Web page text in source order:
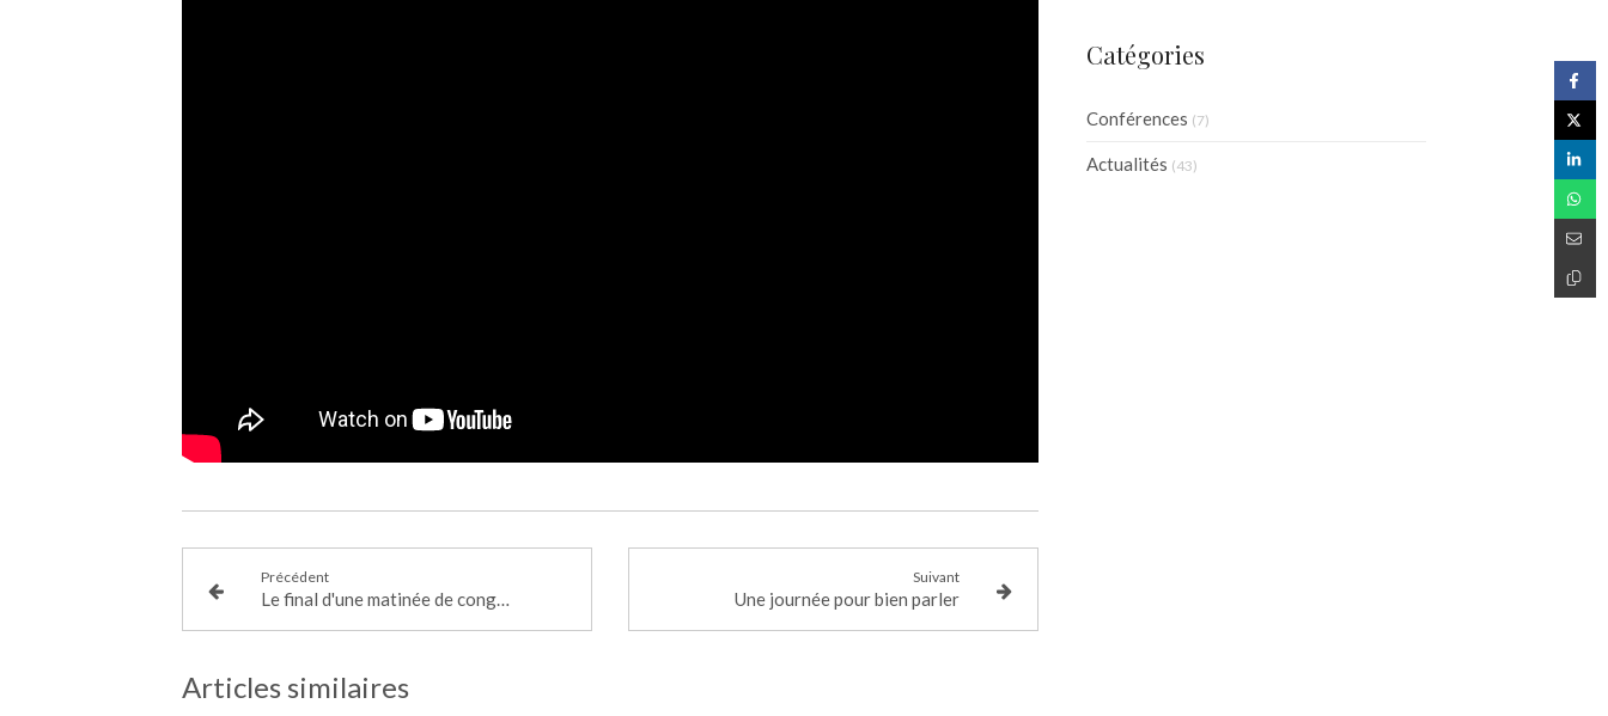
Précédent
Le final d'une matinée de congrès
Suivant
Une journée pour bien parler
Articles similaires
Catégories
Conférences (7)
Actualités (43)